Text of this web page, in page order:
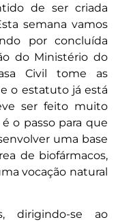
de ser criada
semana vamos
por concluída
do Ministério do
Civil tome as
o estatuto já está
ser feito muito
o passo para que
uma base
de biofármacos,
vocação natural
dirigindo-se ao